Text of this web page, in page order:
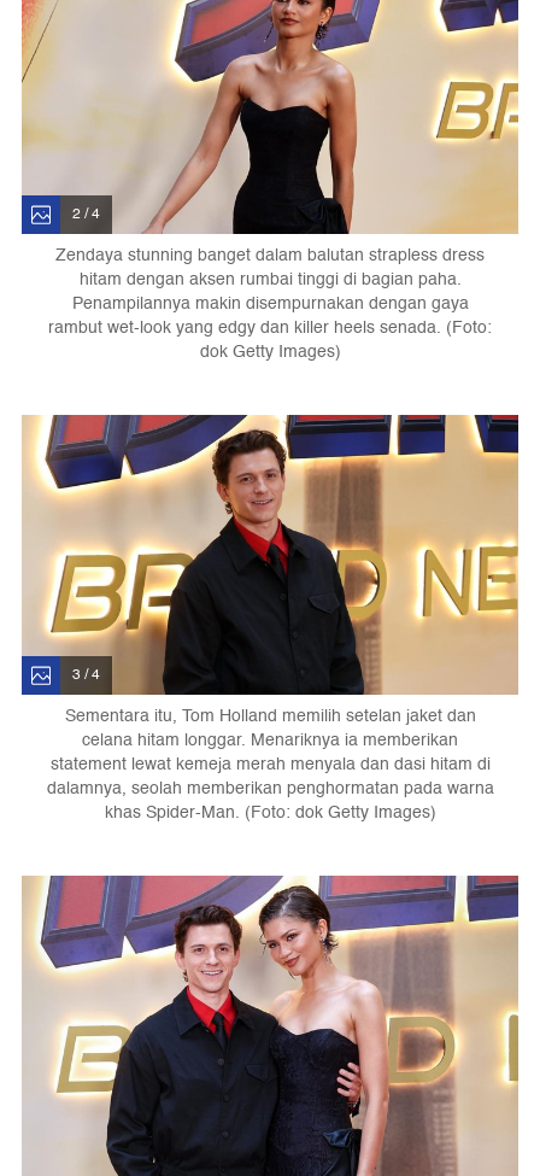
2 / 4
Zendaya stunning banget dalam balutan strapless dress
hitam dengan aksen rumbai tinggi di bagian paha.
Penampilannya makin disempurnakan dengan gaya
rambut wet-look yang edgy dan killer heels senada. (Foto:
dok Getty Images)
3 / 4
Sementara itu, Tom Holland memilih setelan jaket dan
celana hitam longgar. Menariknya ia memberikan
statement lewat kemeja merah menyala dan dasi hitam di
dalamnya, seolah memberikan penghormatan pada warna
khas Spider-Man. (Foto: dok Getty Images)